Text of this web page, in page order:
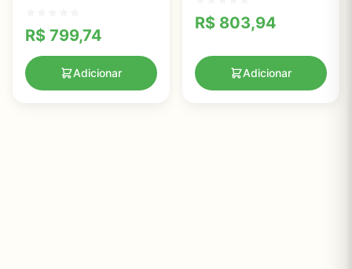
Saudáveis
R$ 799,74
Adicionar
R$ 803,94
Adicionar